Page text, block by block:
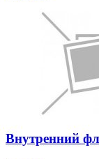
Внутренний